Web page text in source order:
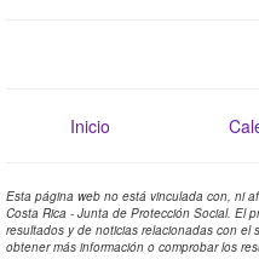
Inicio
Esta página web no está vinculada con, ni
Costa Rica - Junta de Protección Social. El
resultados y de noticias relacionadas con el
obtener más información o comprobar los